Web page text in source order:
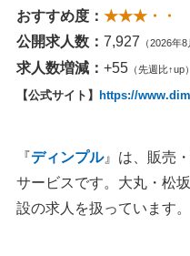
おすすめ度： ★★★・・
公開求人数： 7,927 （2026年
求人数増減： +55 （先週比↑up）
【公式サイト】 https://
『ディンプル』は、販売
サービスです。大丸・松
設の求人を扱っています。